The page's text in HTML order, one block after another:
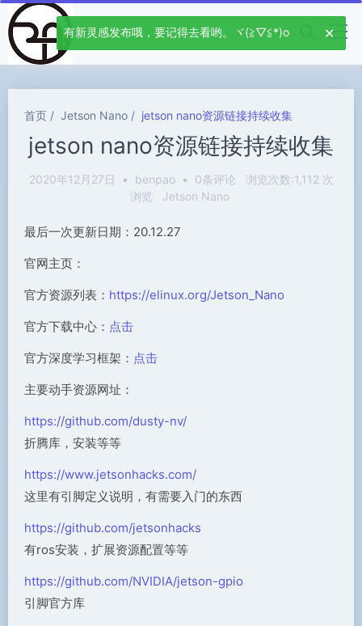
首页 Jetson Nano jetson nano资源链接持续收集
jetson nano资源链接持续收集
2020年12月27日 • benpao • 0条评论
浏览次数:1,112 次
浏览
Jetson Nano
最后一次更新日期：20.12.27
官网主页：
官方资源列表： https://elinux.org/Jetson_Nano
官方下载中心： 点击
官方深度学习框架： 点击
主要动手资源网址：
https://github.com/dusty-nv/
折腾库，安装等等
https://www.jetsonhacks.com/
这里有引脚定义说明，有需要入门的东西
https://github.com/jetsonhacks
有ros安装，扩展资源配置等等
https://github.com/NVIDIA/jetson-gpio
引脚官方库
有新灵感发布哦，要记得去看哟。ヾ(≧▽≦*)o